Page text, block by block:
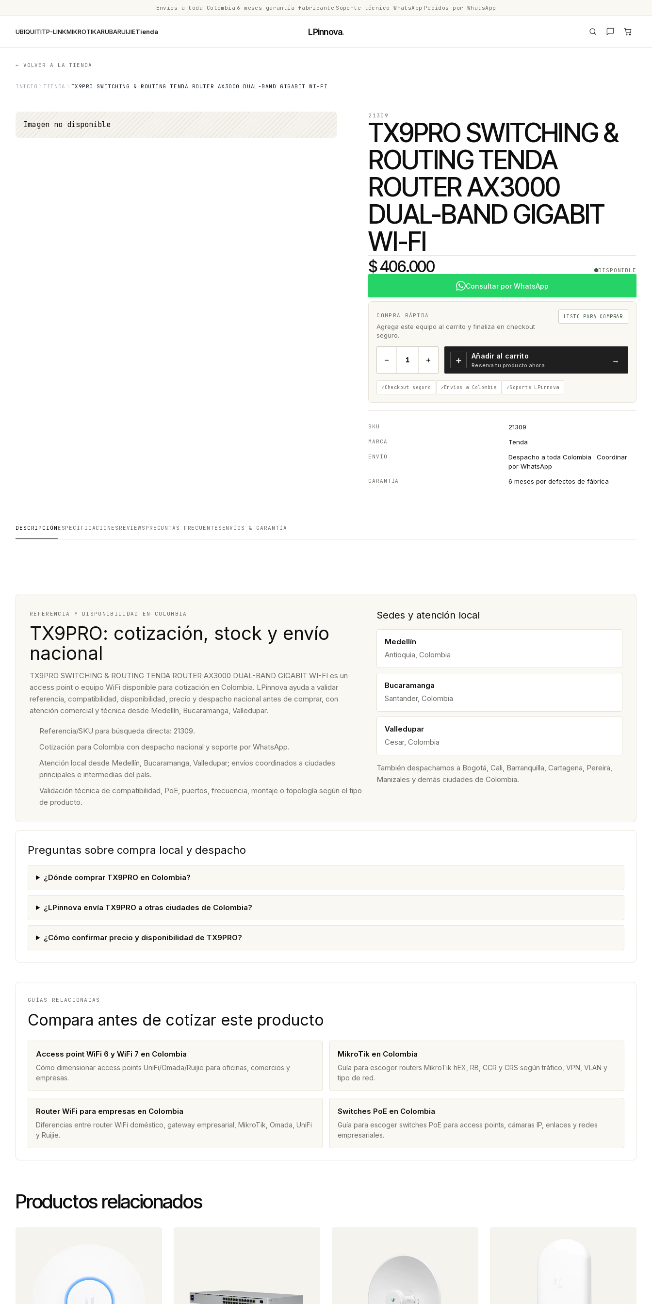
Envíos a toda Colombia 6 meses garantía fabricante Soporte técnico WhatsApp Pedidos por WhatsApp
UBIQUITITP-LINKMIKROTIKARUBARUIJIETienda LPinnova.
← VOLVER A LA TIENDA
INICIO TIENDA TX9PRO SWITCHING & ROUTING TENDA ROUTER AX3000 DUAL-BAND GIGABIT WI-FI
Imagen no disponible
21309
TX9PRO SWITCHING &
ROUTING TENDA
ROUTER AX3000
DUAL-BAND GIGABIT
WI-FI
$ 406.000 DISPONIBLE
Consultar por WhatsApp
COMPRA RÁPIDA
Agrega este equipo al carrito y finaliza en checkout
seguro.
LISTO PARA COMPRAR
− + ＋ Añadir al carrito
Reserva tu producto ahora
→
Checkout seguro Envíos a Colombia Soporte LPinnova
SKU 21309
MARCA Tenda
ENVÍO
Despacho a toda Colombia · Coordinar
por WhatsApp
GARANTÍA 6 meses por defectos de fábrica
DESCRIPCIÓN ESPECIFICACIONES REVIEWS PREGUNTAS FRECUENTES ENVÍOS & GARANTÍA
REFERENCIA Y DISPONIBILIDAD EN COLOMBIA
TX9PRO: cotización, stock y envío
nacional
TX9PRO SWITCHING & ROUTING TENDA ROUTER AX3000 DUAL-BAND GIGABIT WI-FI es un
access point o equipo WiFi disponible para cotización en Colombia. LPinnova ayuda a validar
referencia, compatibilidad, disponibilidad, precio y despacho nacional antes de comprar, con
atención comercial y técnica desde Medellín, Bucaramanga, Valledupar.
Referencia/SKU para búsqueda directa: 21309.
Cotización para Colombia con despacho nacional y soporte por WhatsApp.
Atención local desde Medellín, Bucaramanga, Valledupar; envíos coordinados a ciudades
principales e intermedias del país.
Validación técnica de compatibilidad, PoE, puertos, frecuencia, montaje o topología según el tipo
de producto.
Sedes y atención local
Medellín
Antioquia, Colombia
Bucaramanga
Santander, Colombia
Valledupar
Cesar, Colombia
También despachamos a Bogotá, Cali, Barranquilla, Cartagena, Pereira,
Manizales y demás ciudades de Colombia.
Preguntas sobre compra local y despacho
¿Dónde comprar TX9PRO en Colombia?
¿LPinnova envía TX9PRO a otras ciudades de Colombia?
¿Cómo confirmar precio y disponibilidad de TX9PRO?
GUÍAS RELACIONADAS
Compara antes de cotizar este producto
Access point WiFi 6 y WiFi 7 en Colombia
Cómo dimensionar access points UniFi/Omada/Ruijie para oficinas, comercios y
empresas.
MikroTik en Colombia
Guía para escoger routers MikroTik hEX, RB, CCR y CRS según tráfico, VPN, VLAN y
tipo de red.
Router WiFi para empresas en Colombia
Diferencias entre router WiFi doméstico, gateway empresarial, MikroTik, Omada, UniFi
y Ruijie.
Switches PoE en Colombia
Guía para escoger switches PoE para access points, cámaras IP, enlaces y redes
empresariales.
Productos relacionados